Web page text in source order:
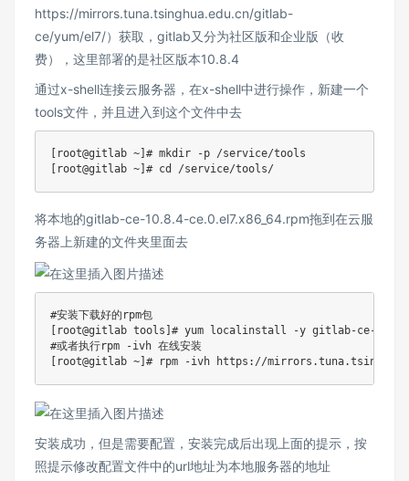
https://mirrors.tuna.tsinghua.edu.cn/gitlab-
ce/yum/el7/）获取，gitlab又分为社区版和企业版（收
费），这里部署的是社区版本10.8.4
通过x-shell连接云服务器，在x-shell中进行操作，新建一个
tools文件，并且进入到这个文件中去
[root@gitlab ~]# mkdir -p /service/tools
将本地的gitlab-ce-10.8.4-ce.0.el7.x86_64.rpm拖到在云服
务器上新建的文件夹里面去
#安装下载好的rpm包
[root@gitlab tools]# yum localinstall -y gitlab-ce-
#或者执行rpm -ivh 在线安装
安装成功，但是需要配置，安装完成后出现上面的提示，按
照提示修改配置文件中的url地址为本地服务器的地址